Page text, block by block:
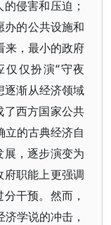
侵害和压迫；
办的公共设施和
来，最小的政府
仅扮演“守夜
逐渐从经济领域
西方国家公共
立的古典经济自
，逐步演变为
职能上更强调
干预。然而，
学说的冲击，